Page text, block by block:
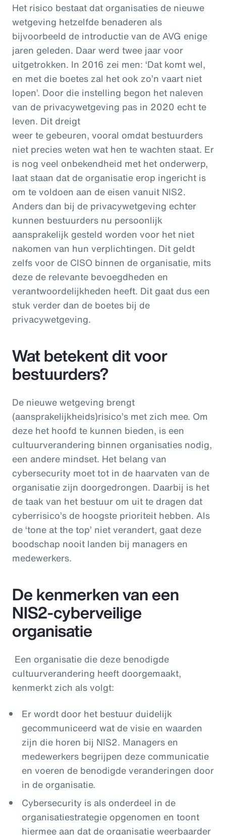
Het risico bestaat dat organisaties de nieuwe
wetgeving hetzelfde benaderen als
bijvoorbeeld de introductie van de AVG enige
jaren geleden. Daar werd twee jaar voor
uitgetrokken. In 2016 zei men: ‘Dat komt wel,
en met die boetes zal het ook zo’n vaart niet
lopen’. Door die instelling begon het naleven
van de privacywetgeving pas in 2020 echt te
leven. Dit dreigt
weer te gebeuren, vooral omdat bestuurders
niet precies weten wat hen te wachten staat. Er
is nog veel onbekendheid met het onderwerp,
laat staan dat de organisatie erop ingericht is
om te voldoen aan de eisen vanuit NIS2.
Anders dan bij de privacywetgeving echter
kunnen bestuurders nu persoonlijk
aansprakelijk gesteld worden voor het niet
nakomen van hun verplichtingen. Dit geldt
zelfs voor de CISO binnen de organisatie, mits
deze de relevante bevoegdheden en
verantwoordelijkheden heeft. Dit gaat dus een
stuk verder dan de boetes bij de
privacywetgeving.
Wat betekent dit voor
bestuurders?
De nieuwe wetgeving brengt
(aansprakelijkheids)risico’s met zich mee. Om
deze het hoofd te kunnen bieden, is een
cultuurverandering binnen organisaties nodig,
een andere mindset. Het belang van
cybersecurity moet tot in de haarvaten van de
organisatie zijn doorgedrongen. Daarbij is het
de taak van het bestuur om uit te dragen dat
cyberrisico’s de hoogste prioriteit hebben. Als
de ‘tone at the top’ niet verandert, gaat deze
boodschap nooit landen bij managers en
medewerkers.
De kenmerken van een
NIS2-cyberveilige
organisatie
Een organisatie die deze benodigde
cultuurverandering heeft doorgemaakt,
kenmerkt zich als volgt:
Er wordt door het bestuur duidelijk
gecommuniceerd wat de visie en waarden
zijn die horen bij NIS2. Managers en
medewerkers begrijpen deze communicatie
en voeren de benodigde veranderingen door
in de organisatie.
Cybersecurity is als onderdeel in de
organisatiestrategie opgenomen en toont
hiermee aan dat de organisatie weerbaarder